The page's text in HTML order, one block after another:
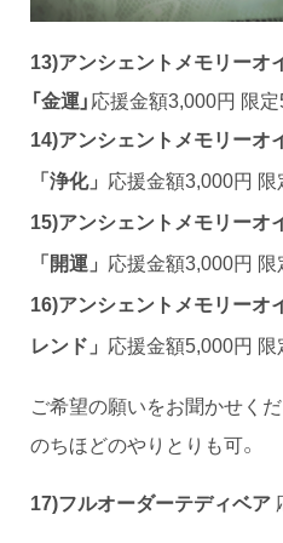
13)アンシェントメモリーオ
「金運」応援金額3,000円 限
14)アンシェントメモリーオ
「 浄化」 応援金額3,000円 限
15)アンシェントメモリーオ
「開運 」 応援金額3,000円 限
16)アンシェントメモリーオ
レンド」 応援金額5,000円 限
ご希望の願いをお聞かせくだ
のちほどのやりとりも可。
17)フルオーダーテディベア